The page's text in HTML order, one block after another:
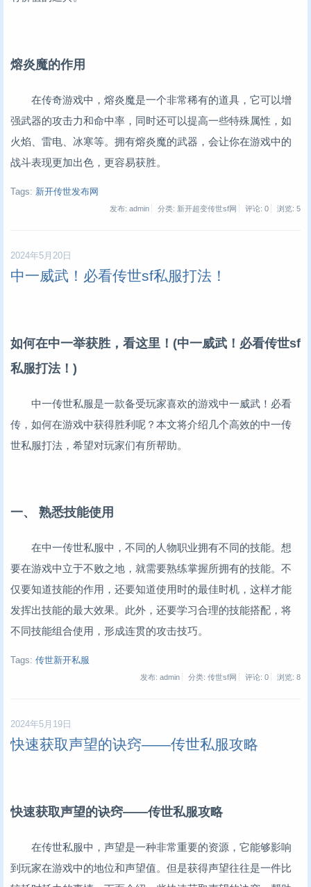
熔炎魔的作用
在传奇游戏中，熔炎魔是一个非常稀有的道具，它可以增
强武器的攻击力和命中率，同时还可以提高一些特殊属性，如
火焰、雷电、冰寒等。拥有熔炎魔的武器，会让你在游戏中的
战斗表现更加出色，更容易获胜。
Tags: 新开传世发布网
发布: admin 分类: 新开超变传世sf网 评论: 0 浏览: 5
2024年5月20日
中一威武！必看传世sf私服打法！
如何在中一举获胜，看这里！(中一威武！必看传世sf
私服打法！)
中一传世私服是一款备受玩家喜欢的游戏中一威武！必看
传，如何在游戏中获得胜利呢？本文将介绍几个高效的中一传
世私服打法，希望对玩家们有所帮助。
一、 熟悉技能使用
在中一传世私服中，不同的人物职业拥有不同的技能。想
要在游戏中立于不败之地，就需要熟练掌握所拥有的技能。不
仅要知道技能的作用，还要知道使用时的最佳时机，这样才能
发挥出技能的最大效果。此外，还要学习合理的技能搭配，将
不同技能组合使用，形成连贯的攻击技巧。
Tags: 传世新开私服
发布: admin 分类: 传世sf网 评论: 0 浏览: 8
2024年5月19日
快速获取声望的诀窍——传世私服攻略
快速获取声望的诀窍——传世私服攻略
在传世私服中，声望是一种非常重要的资源，它能够影响
到玩家在游戏中的地位和声望值。但是获得声望往往是一件比